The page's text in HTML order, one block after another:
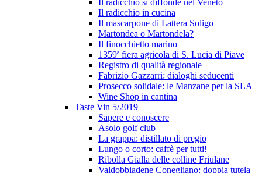
Il radicchio si diffonde nel Veneto
Il radicchio in cucina
Il mascarpone di Lattera Soligo
Martondea o Martondela?
Il finocchietto marino
1359ª fiera agricola di S. Lucia di Piave
Registro di qualità regionale
Fabrizio Gazzarri: dialoghi seducenti
Prosecco solidale: le Manzane per la SLA
Wine Shop in cantina
Taste Vin 5/2019
Sapere e conoscere
Asolo golf club
La grappa: distillato di pregio
Lungo o corto: caffè per tutti!
Ribolla Gialla delle colline Friulane
Valdobbiadene Conegliano: doppia tutela